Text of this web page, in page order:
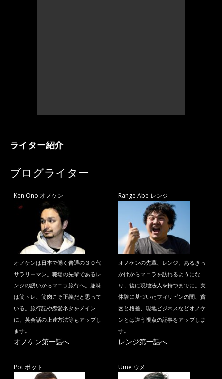
ライター紹介
ブログライター
Ken Ono オノケン
オノケンは日本で働く普通の３０代
サラリーマン。職場の先輩であるレ
ンジの誘いからマニラ旅行へ。趣味
は筋トレ、筋肉こそ正義だと思って
いる。旅行記や恋愛ネタをメイン
に、英会話の上達方法等もアップし
ます。
オノケン第一話へ
Range Abe レンジ
オノケンの先輩、レンジ。あるきっ
かけからマニラを訪れるようにな
り、後に現地法人を持つまでに。実
体験に基づいたフィリピンの闇、貧
困と格差、現地ビジネスなどオノケ
ンとは違う視点の記事をアップしま
す。
レンジ第一話へ
Pot ポット Ume ウメ